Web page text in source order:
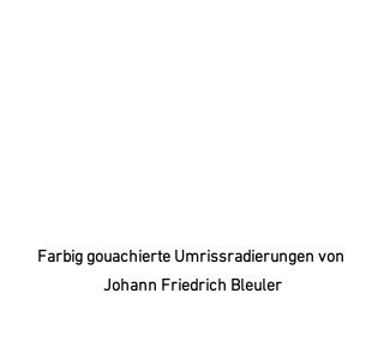
Farbig gouachierte Umrissradierungen von
Johann Friedrich Bleuler